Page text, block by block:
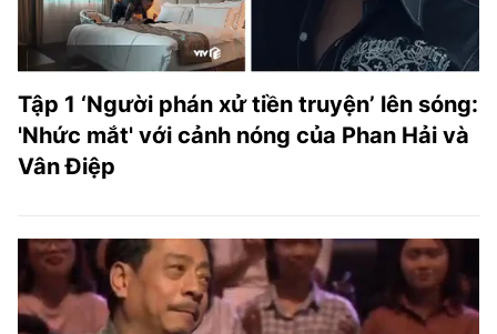
Tập 1 ‘Người phán xử tiền truyện’ lên sóng:
'Nhức mắt' với cảnh nóng của Phan Hải và
Vân Điệp